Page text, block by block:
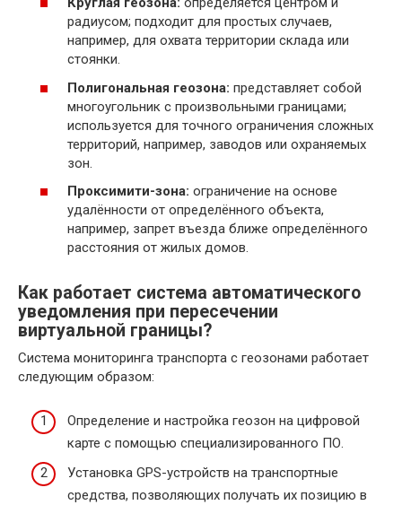
радиусом; подходит для простых случаев,
например, для охвата территории склада или
стоянки.
Полигональная геозона: представляет собой
многоугольник с произвольными границами;
используется для точного ограничения сложных
территорий, например, заводов или охраняемых
зон.
Проксимити-зона: ограничение на основе
удалённости от определённого объекта,
например, запрет въезда ближе определённого
расстояния от жилых домов.
Как работает система автоматического
уведомления при пересечении
виртуальной границы?
Система мониторинга транспорта с геозонами работает
следующим образом:
Определение и настройка геозон на цифровой
карте с помощью специализированного ПО.
Установка GPS-устройств на транспортные
средства, позволяющих получать их позицию в